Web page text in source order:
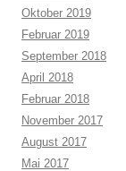
Oktober 2019
Februar 2019
September 2018
April 2018
Februar 2018
November 2017
August 2017
Mai 2017